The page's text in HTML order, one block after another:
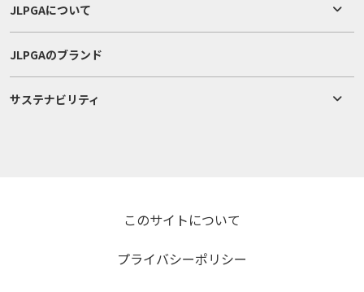
JLPGAについて
JLPGAのブランド
サステナビリティ
このサイトについて
プライバシーポリシー